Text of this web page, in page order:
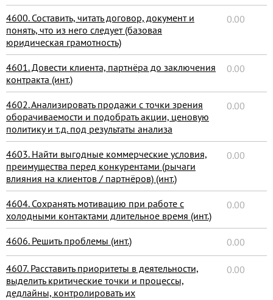
4600. Составить, читать договор, документ и
понять, что из него следует (базовая
юридическая грамотность)
0.00
4601. Довести клиента, партнёра до заключения
контракта (инт.)
0.00
4602. Анализировать продажи с точки зрения
оборачиваемости и подобрать акции, ценовую
политику и т.д. под результаты анализа
0.00
4603. Найти выгодные коммерческие условия,
преимущества перед конкурентами (рычаги
влияния на клиентов / партнёров) (инт.)
0.00
4604. Сохранять мотивацию при работе с
холодными контактами длительное время (инт.)
0.00
4606. Решить проблемы (инт.) 0.00
4607. Расставить приоритеты в деятельности,
выделить критические точки и процессы,
дедлайны, контролировать их
0.00